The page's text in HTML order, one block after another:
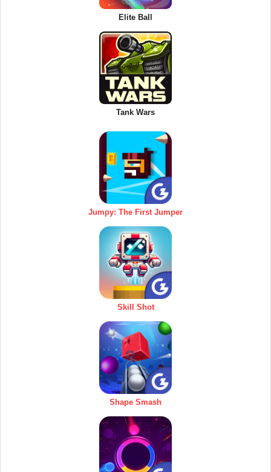
Elite Ball
Tank Wars
Jumpy: The First Jumper
Skill Shot
Shape Smash